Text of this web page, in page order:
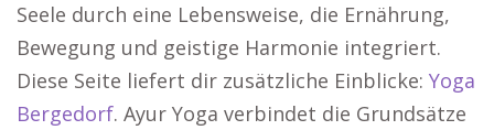
Seele durch eine Lebensweise, die Ernährung,
Bewegung und geistige Harmonie integriert.
Diese Seite liefert dir zusätzliche Einblicke: Yoga
Bergedorf. Ayur Yoga verbindet die Grundsätze